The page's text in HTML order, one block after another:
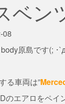
ベン
08
原島です(; ･
る車両は”
のエアロをペイ